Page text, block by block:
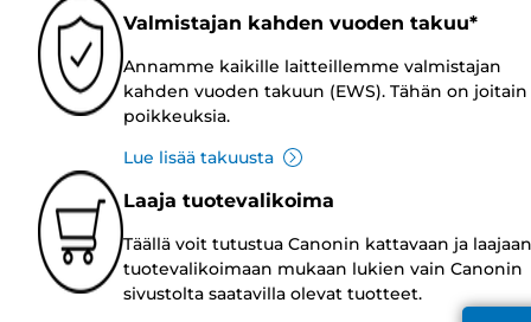
Valmistajan kahden vuoden takuu*
Annamme kaikille laitteillemme valmistajan
kahden vuoden takuun (EWS). Tähän on joitain
poikkeuksia.
Lue lisää takuusta
Laaja tuotevalikoima
Täällä voit tutustua Canonin kattavaan ja laajaan
tuotevalikoimaan mukaan lukien vain Canonin
sivustolta saatavilla olevat tuotteet.